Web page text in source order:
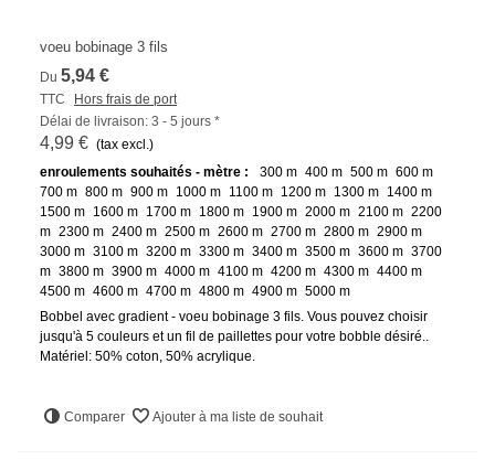
voeu bobinage 3 fils
Du 5,94 €
TTC
Hors frais de port
Délai de livraison: 3 - 5 jours *
4,99 € (tax excl.)
enroulements souhaités - mètre :
300 m 400 m 500 m 600 m
700 m 800 m 900 m 1000 m 1100 m 1200 m 1300 m 1400 m
1500 m 1600 m 1700 m 1800 m 1900 m 2000 m 2100 m 2200
m 2300 m 2400 m 2500 m 2600 m 2700 m 2800 m 2900 m
3000 m 3100 m 3200 m 3300 m 3400 m 3500 m 3600 m 3700
m 3800 m 3900 m 4000 m 4100 m 4200 m 4300 m 4400 m
4500 m 4600 m 4700 m 4800 m 4900 m 5000 m
Bobbel avec gradient - voeu bobinage 3 fils. Vous pouvez choisir
jusqu'à 5 couleurs et un fil de paillettes pour votre bobble désiré..
Matériel: 50% coton, 50% acrylique.
Comparer Ajouter à ma liste de souhait